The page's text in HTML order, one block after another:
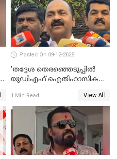
Posted On 09-12-2025
'തദ്ദേശ തെരഞ്ഞെടുപ്പില്‍
യുഡിഎഫ് ഐതിഹാസിക
സതീശന്‍ WATCH VIDEO
1 Min Read View All